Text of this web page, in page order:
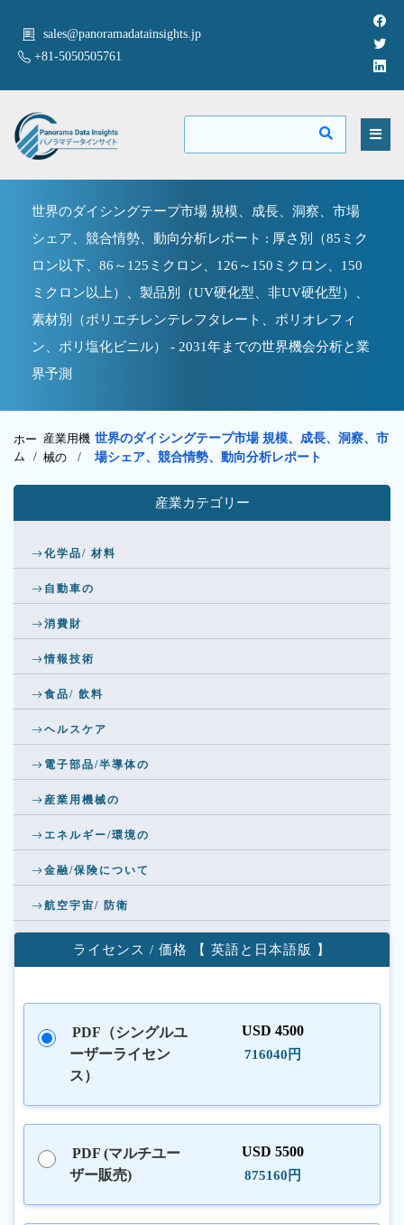
sales@panoramadatainsights.jp
+81-5050505761
世界のダイシングテープ市場 規模、成長、洞察、市場
シェア、競合情勢、動向分析レポート : 厚さ別（85ミク
ロン以下、86～125ミクロン、126～150ミクロン、150
ミクロン以上）、製品別（UV硬化型、非UV硬化型）、
素材別（ポリエチレンテレフタレート、ポリオレフィ
ン、ポリ塩化ビニル） - 2031年までの世界機会分析と業
界予測
ホー
ム /
産業用機
械の/
世界のダイシングテープ市場 規模、成長、洞察、市
場シェア、競合情勢、動向分析レポート
産業カテゴリー
化学品/ 材料
自動車の
消費財
情報技術
食品/ 飲料
ヘルスケア
電子部品/半導体の
産業用機械の
エネルギー/環境の
金融/保険について
航空宇宙/ 防衛
ライセンス / 価格 【 英語と日本語版 】
PDF（シングルユ
ーザーライセン
ス）
USD 4500
716040円
PDF (マルチユー
ザー販売)
USD 5500
875160円